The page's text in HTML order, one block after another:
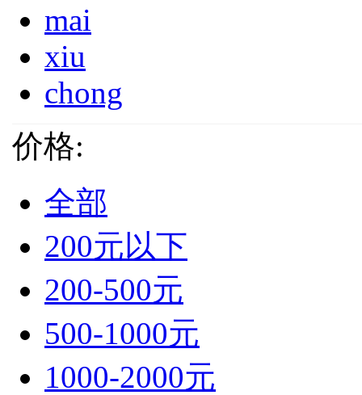
mai
xiu
chong
价格:
全部
200元以下
200-500元
500-1000元
1000-2000元